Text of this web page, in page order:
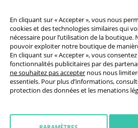
Conditions générales
Déclaration de protection
Droit de
En cliquant sur « Accepter », vous nous
cookies et des technologies similaires qui
nécessaire pour l’utilisation de la boutique.
pouvoir exploiter notre boutique de
En cliquant sur « Accepter », vous
fonctionnalités publicitaires par des
ne souhaitez pas accepter nous nous
essentiels. Pour plus d’informations,
protection des donnéeset les menations